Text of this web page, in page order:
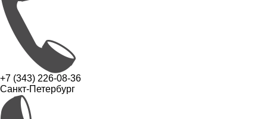
+7 (343) 226-08-36
Санкт-Петербург